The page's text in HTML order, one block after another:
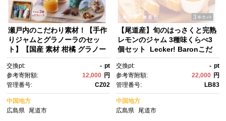
瀬戸内のこだわり素材！【手作
りジャムとグラノーラのセッ
ト】【国産 素材 柑橘 グラノー
食 おいしい 人気 おすすめ 広島
県 尾道市】
交換pt: - pt
参考寄附額:
12,000 円
管理番号:
CZ02
中国地方
広島県
尾道市
【尾道産】旬のはっさくと完熟
レモンのジャム 3種味くらべ3
個セット Lecker! Baronこだ
完熟レモンのジャム【広島県尾
道市 広島県 尾道市 広島 尾
道 ふるさと 納税 支援 ジャ
ム はっさく 八朔 無添加 無着
色 フルーツ 果物 名産 特産 お
取り寄せ ご当地 取り寄せ 食べ
交換pt: - pt
参考寄附額:
22,000 円
管理番号:
LB83
中国地方
広島県
尾道市